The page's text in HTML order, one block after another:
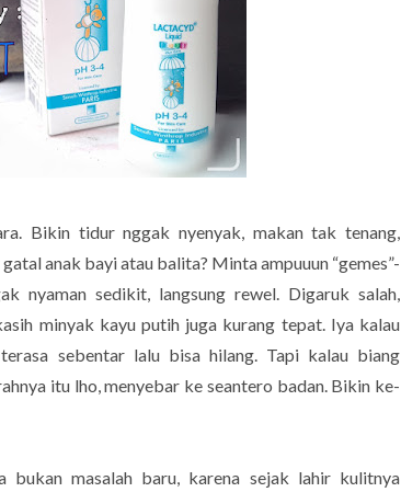
Bikin tidur nggak nyenyak, makan tak tenang,
anak bayi atau balita? Minta ampuuun “gemes”-
nyaman sedikit, langsung rewel. Digaruk salah,
minyak kayu putih juga kurang tepat. Iya kalau
sebentar lalu bisa hilang. Tapi kalau biang
itu lho, menyebar ke seantero badan. Bikin ke-
bukan masalah baru, karena sejak lahir kulitnya